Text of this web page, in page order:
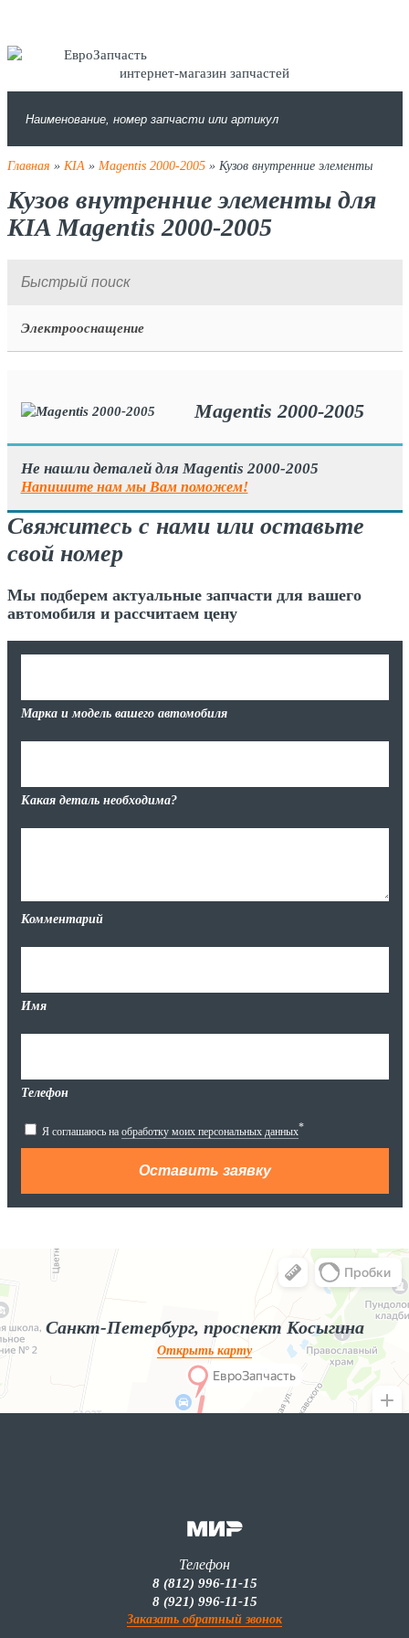
интернет-магазин запчастей
Главная » KIA» Magentis 2000-2005» Кузов внутренние элементы
Кузов внутренние элементы для
KIA Magentis 2000-2005
Электрооснащение
Magentis 2000-2005
Не нашли деталей для Magentis 2000-2005
Напишите нам мы Вам поможем!
Свяжитесь с нами или оставьте
свой номер
Мы подберем актуальные запчасти для вашего
автомобиля и рассчитаем цену
Марка и модель вашего автомобиля
Какая деталь необходима?
Комментарий
Имя
Телефон
Я соглашаюсь на обработку моих персональных данных*
Яндекс.Карты
Яндекс.Карты — поиск мест и адресов, городской транспорт
Санкт-Петербург, проспект Косыгина
Открыть карту
Телефон
8 (812) 996-11-15
8 (921) 996-11-15
Заказать обратный звонок